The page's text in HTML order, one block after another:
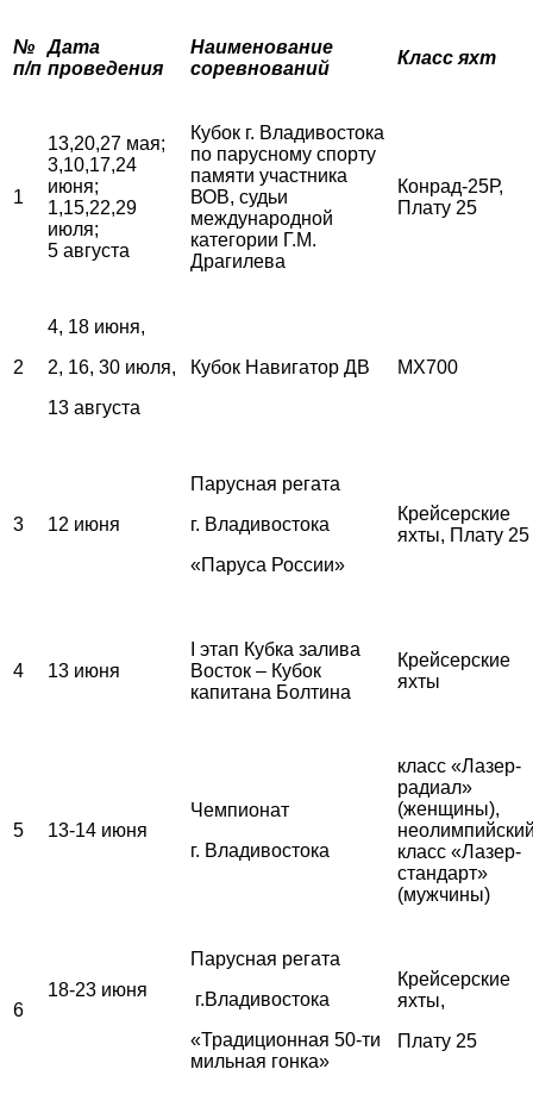
№
п/п
Дата
проведения
Наименование
соревнований
Класс яхт
1
13,20,27 мая;
3,10,17,24
июня;
1,15,22,29
июля;
5 августа
Кубок г. Владивостока
по парусному спорту
памяти участника
ВОВ, судьи
международной
категории Г.М.
Драгилева
Конрад-25Р,
Плату 25
2
4, 18 июня,
2, 16, 30 июля,
13 августа
Кубок Навигатор ДВ MX700
3 12 июня
Парусная регата
г. Владивостока
«Паруса России»
Крейсерские
яхты, Плату 25
4 13 июня
I этап Кубка залива
Восток – Кубок
капитана Болтина
Крейсерские
яхты
5 13-14 июня
Чемпионат
г. Владивостока
класс «Лазер-
радиал»
(женщины),
класс «Лазер-
стандарт»
(мужчины)
6
18-23 июня
Парусная регата
г.Владивостока
«Традиционная 50-ти
мильная гонка»
Крейсерские
яхты,
Плату 25